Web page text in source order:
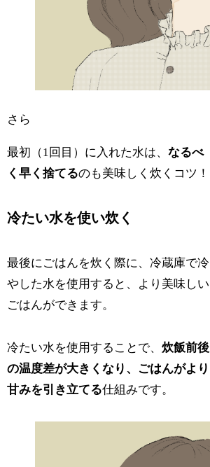
さら
最初（1回目）に入れた水は、なるべ
く早く捨てるのも美味しく炊くコツ！
冷たい水を使い炊く
最後にごはんを炊く際に、冷蔵庫で冷
やした水を使用すると、より美味しい
ごはんができます。
冷たい水を使用することで、炊飯前後
の温度差が大きくなり、ごはんがより
甘みを引き立てる仕組みです。